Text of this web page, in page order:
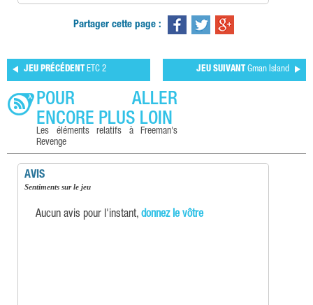
Partager cette page :
JEU PRÉCÉDENT ETC 2 JEU SUIVANT Gman Island
POUR ALLER
ENCORE PLUS LOIN
Les éléments relatifs à Freeman's
Revenge
AVIS
Sentiments sur le jeu
Aucun avis pour l'instant, donnez le vôtre